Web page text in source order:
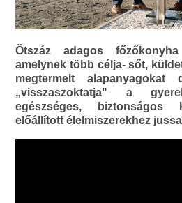
Ötszáz adagos
amelynek több célja- sőt,
megtermelt alapanyagokat
„visszaszoktatja" a
egészséges, biztonságos
előállított élelmiszerekhez